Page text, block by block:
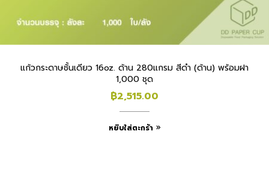
แก้วกระดาษชั้นเดียว 16oz. ด้าน 280แกรม สีดำ (ด้าน) พร้อมฝา
1,000 ชุด
฿2,515.00
หยิบใส่ตะกร้า